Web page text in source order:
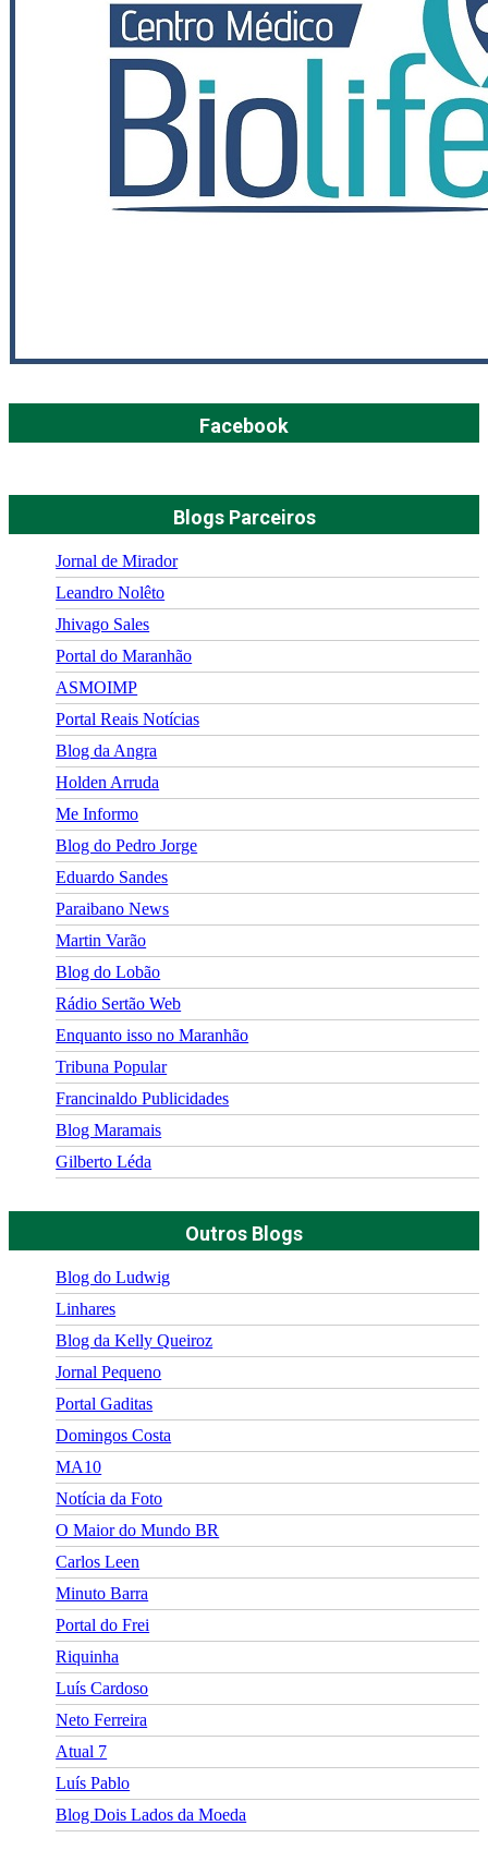
Facebook
Blogs Parceiros
Jornal de Mirador
Leandro Nolêto
Jhivago Sales
Portal do Maranhão
ASMOIMP
Portal Reais Notí­cias
Blog da Angra
Holden Arruda
Me Informo
Blog do Pedro Jorge
Eduardo Sandes
Paraibano News
Martin Varão
Blog do Lobão
Rádio Sertão Web
Enquanto isso no Maranhão
Tribuna Popular
Francinaldo Publicidades
Blog Maramais
Gilberto Léda
Outros Blogs
Blog do Ludwig
Linhares
Blog da Kelly Queiroz
Jornal Pequeno
Portal Gaditas
Domingos Costa
MA10
Notícia da Foto
O Maior do Mundo BR
Carlos Leen
Minuto Barra
Portal do Frei
Riquinha
Luís Cardoso
Neto Ferreira
Atual 7
Luís Pablo
Blog Dois Lados da Moeda